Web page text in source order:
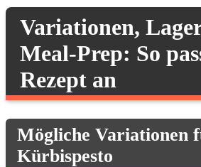
Variationen,
Meal-Prep: So
Rezept an
Mögliche Variationen
Kürbispesto